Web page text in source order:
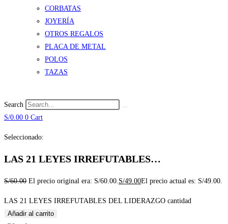
CORBATAS
JOYERÍA
OTROS REGALOS
PLACA DE METAL
POLOS
TAZAS
Search
S/0.00 0 Cart
Seleccionado:
LAS 21 LEYES IRREFUTABLES…
S/60.00 El precio original era: S/60.00. S/49.00El precio actual es: S/49.00.
LAS 21 LEYES IRREFUTABLES DEL LIDERAZGO cantidad
Añadir al carrito